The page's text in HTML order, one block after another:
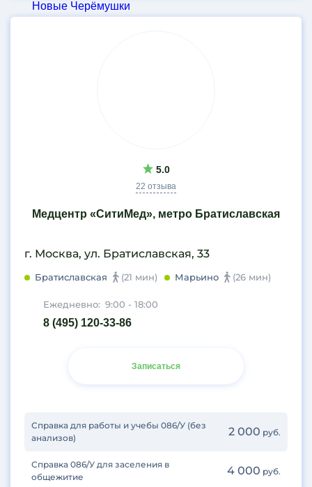
Новые Черёмушки
Петровский Парк
Печатники
Пионерская
Пражская
Профсоюзная
Пушкинская
Пятницкое шоссе
Римская
5.0
22 отзыва
Медцентр «СитиМед», метро Братиславская
г. Москва, ул. Братиславская, 33
Братиславская (21 мин) Марьино (26 мин)
Ежедневно: 9:00 - 18:00
8 (495) 120-33-86
Записаться
Справка для работы и учебы 086/У (без
анализов)
2 000 руб.
Справка 086/У для заселения в
общежитие
4 000 руб.